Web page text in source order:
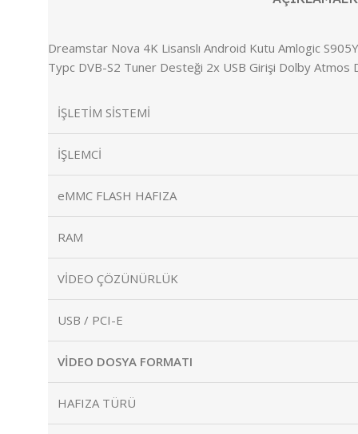
Dreamstar Nova 4K Lisanslı Android Kutu Amlogic
Typc DVB-S2 Tuner Desteği 2x USB Girişi Dolby Atmos
İŞLETİM SİSTEMİ
İŞLEMCİ
eMMC FLASH HAFIZA
RAM
VİDEO ÇÖZÜNÜRLÜK
USB / PCI-E
VİDEO DOSYA FORMATI
HAFIZA TÜRÜ